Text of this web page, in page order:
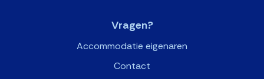
Vragen?
Accommodatie eigenaren
Contact